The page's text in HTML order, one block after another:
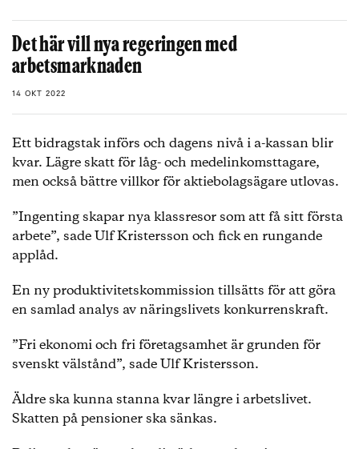
Det här vill nya regeringen med
arbetsmarknaden
14 OKT 2022
Ett bidragstak införs och dagens nivå i a-kassan blir
kvar. Lägre skatt för låg- och medelinkomsttagare,
men också bättre villkor för aktiebolagsägare utlovas.
”Ingenting skapar nya klassresor som att få sitt första
arbete”, sade Ulf Kristersson och fick en rungande
applåd.
En ny produktivitetskommission tillsätts för att göra
en samlad analys av näringslivets konkurrenskraft.
”Fri ekonomi och fri företagsamhet är grunden för
svenskt välstånd”, sade Ulf Kristersson.
Äldre ska kunna stanna kvar längre i arbetslivet.
Skatten på pensioner ska sänkas.